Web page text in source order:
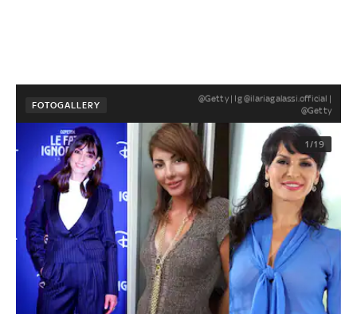
FOTOGALLERY
@Getty | Ig @ilariagalassi.official |
@Getty
1/19